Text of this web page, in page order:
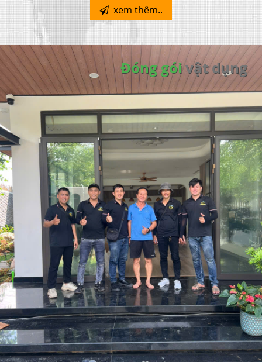
xem thêm..
Đóng góivật dụng